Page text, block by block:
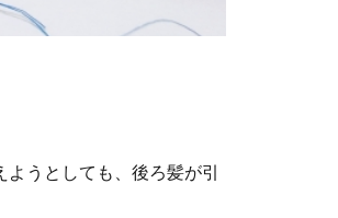
ようとしても、後ろ髪が引